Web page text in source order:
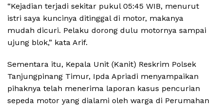
“Kejadian terjadi sekitar pukul 05:45 WIB, menurut
istri saya kuncinya ditinggal di motor, makanya
mudah dicuri. Pelaku dorong dulu motornya sampai
ujung blok,” kata Arif.
Sementara itu, Kepala Unit (Kanit) Reskrim Polsek
Tanjungpinang Timur, Ipda Apriadi menyampaikan
pihaknya telah menerima laporan kasus pencurian
sepeda motor yang dialami oleh warga di Perumahan